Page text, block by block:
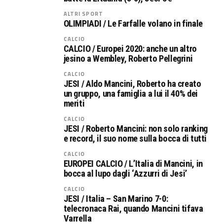
ALTRI SPORT
OLIMPIADI / Le Farfalle volano in finale
CALCIO
CALCIO / Europei 2020: anche un altro
jesino a Wembley, Roberto Pellegrini
CALCIO
JESI / Aldo Mancini, Roberto ha creato
un gruppo, una famiglia a lui il 40% dei
meriti
CALCIO
JESI / Roberto Mancini: non solo ranking
e record, il suo nome sulla bocca di tutti
CALCIO
EUROPEI CALCIO / L’Italia di Mancini, in
bocca al lupo dagli ‘Azzurri di Jesi’
CALCIO
JESI / Italia – San Marino 7-0:
telecronaca Rai, quando Mancini tifava
Varrella